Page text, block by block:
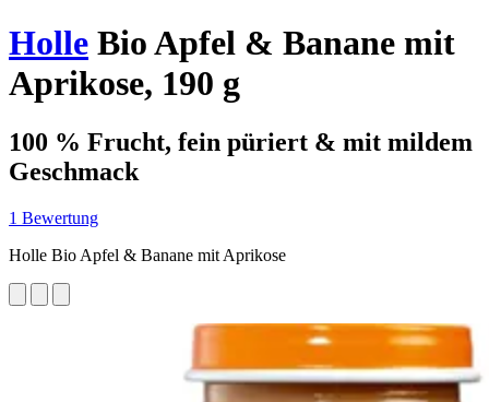
Holle Bio Apfel & Banane mit
Aprikose, 190 g
100 % Frucht, fein püriert & mit mildem
Geschmack
1 Bewertung
Holle Bio Apfel & Banane mit Aprikose